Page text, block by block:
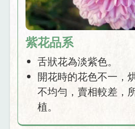
紫花品系
舌狀花為淡紫色。
開花時的花色不一，
不均勻，賣相較差，
植。